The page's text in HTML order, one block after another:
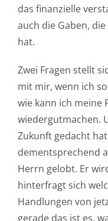
das finanzielle
auch die Gaben,
hat.
Zwei Fragen stellt
mit mir, wenn ich
wie kann ich meine
wiedergutmachen.
Zukunft gedacht
dementsprechend
Herrn gelobt. Er
hinterfragt sich
Handlungen von
gerade das ist es,